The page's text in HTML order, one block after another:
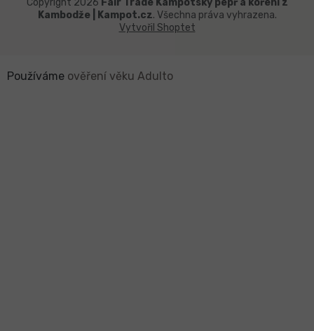
Vytvořil Shoptet
Kambodže | Kampot.cz. Všechna práva vyhrazena.
Používáme ověření věku Adulto